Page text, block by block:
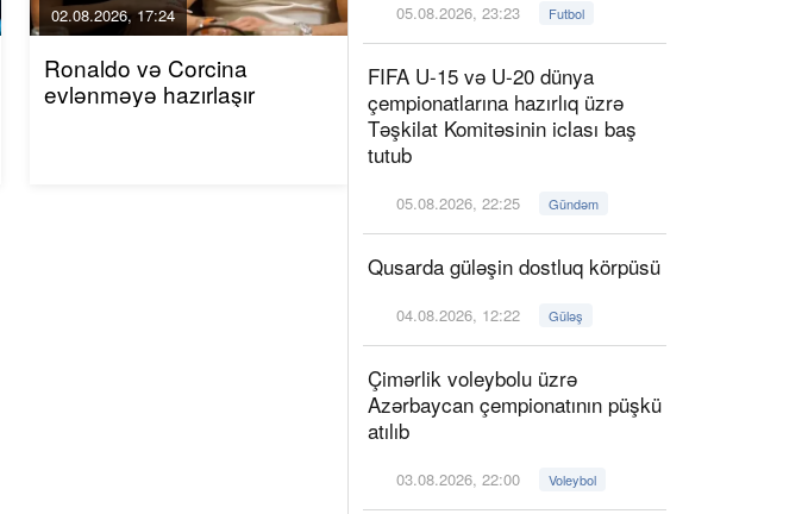
02.08.2026, 17:24
Ronaldo və Corcina
evlənməyə hazırlaşır
05.08.2026, 23:23 Futbol
FIFA U-15 və U-20 dünya
çempionatlarına hazırlıq üzrə
Təşkilat Komitəsinin iclası baş
tutub
05.08.2026, 22:25 Gündəm
Qusarda güləşin dostluq körpüsü
04.08.2026, 12:22 Güləş
Çimərlik voleybolu üzrə
Azərbaycan çempionatının püşkü
atılıb
03.08.2026, 22:00 Voleybol